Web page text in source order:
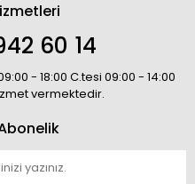
60 14
- 18:00 C.tesi 09:00 - 14:00
vermektedir.